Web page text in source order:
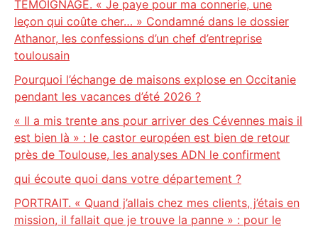
TEMOIGNAGE. « Je paye pour ma connerie, une
leçon qui coûte cher… » Condamné dans le dossier
Athanor, les confessions d’un chef d’entreprise
toulousain
Pourquoi l’échange de maisons explose en Occitanie
pendant les vacances d’été 2026 ?
« Il a mis trente ans pour arriver des Cévennes mais il
est bien là » : le castor européen est bien de retour
près de Toulouse, les analyses ADN le confirment
qui écoute quoi dans votre département ?
PORTRAIT. « Quand j’allais chez mes clients, j’étais en
mission, il fallait que je trouve la panne » : pour le